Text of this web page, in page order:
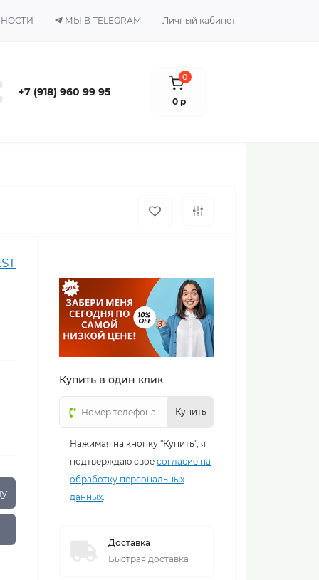
МЫ В TELEGRAM Личный кабинет
+7 (918) 960 99 95
0
0 р
Купить в один клик
Купить
Нажимая на кнопку "Купить", я
подтверждаю свое согласие на
обработку персональных
данных.
Доставка
Быстрая доставка